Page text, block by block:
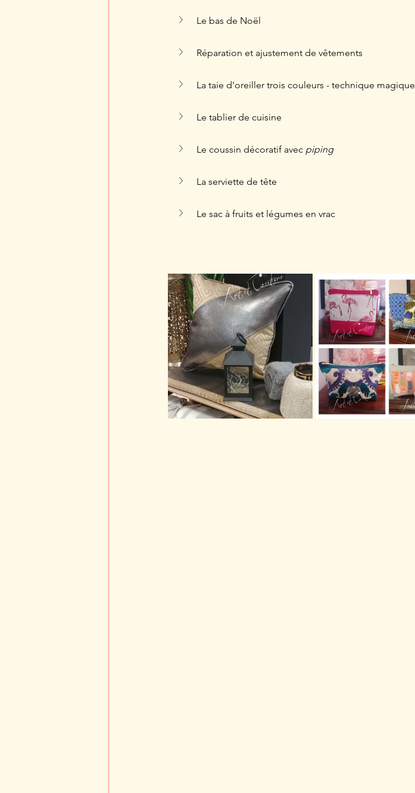
Le bas de Noël
Réparation et ajustement de vêtements
La taie d'oreiller trois couleurs - technique magique
Le tablier de cuisine
Le coussin décoratif avec piping
La serviette de tête
Le sac à fruits et légumes en vrac